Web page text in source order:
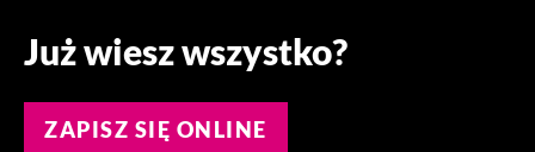
Już wiesz wszystko?
ZAPISZ SIĘ ONLINE